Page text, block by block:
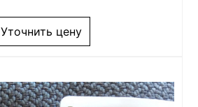
Уточнить цену